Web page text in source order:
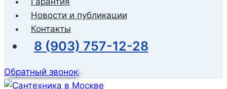
Новости и публикации
Контакты
8 (903) 757-12-28
Обратный звонок